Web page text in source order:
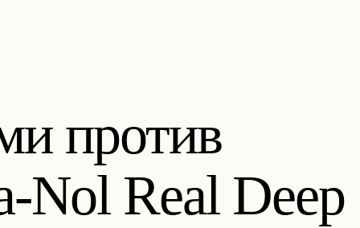
против
Nol Real Deep